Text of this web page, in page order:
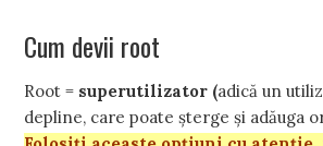
Cum devii root
Root = superutilizator (adică un
depline, care poate șterge și adăuga